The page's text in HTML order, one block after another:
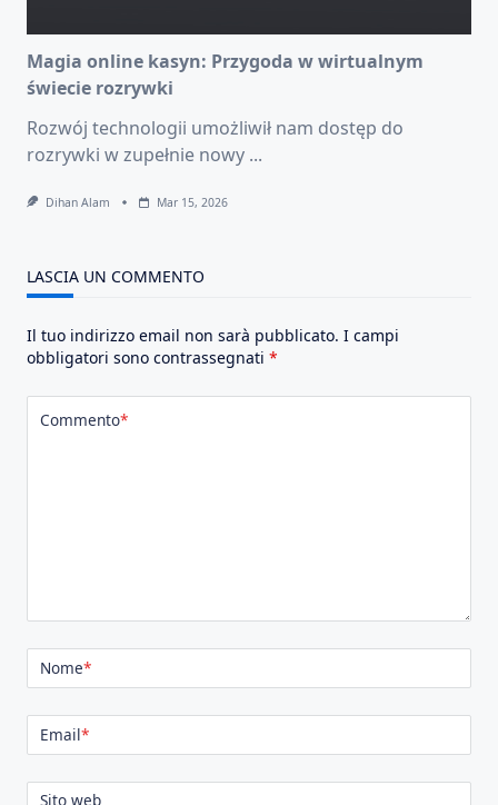
Magia online kasyn: Przygoda w wirtualnym
świecie rozrywki
Rozwój technologii umożliwił nam dostęp do
rozrywki w zupełnie nowy ...
Dihan Alam Mar 15, 2026
LASCIA UN COMMENTO
Il tuo indirizzo email non sarà pubblicato. I campi
obbligatori sono contrassegnati *
Commento*
Nome*
Email*
Sito web